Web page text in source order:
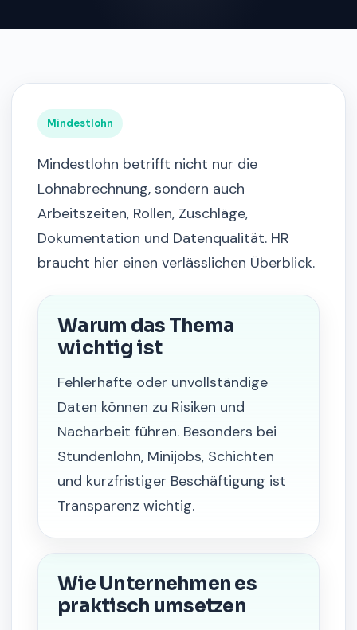
Mindestlohn
Mindestlohn betrifft nicht nur die
Lohnabrechnung, sondern auch
Arbeitszeiten, Rollen, Zuschläge,
Dokumentation und Datenqualität. HR
braucht hier einen verlässlichen Überblick.
Warum das Thema
wichtig ist
Fehlerhafte oder unvollständige
Daten können zu Risiken und
Nacharbeit führen. Besonders bei
Stundenlohn, Minijobs, Schichten
und kurzfristiger Beschäftigung ist
Transparenz wichtig.
Wie Unternehmen es
praktisch umsetzen